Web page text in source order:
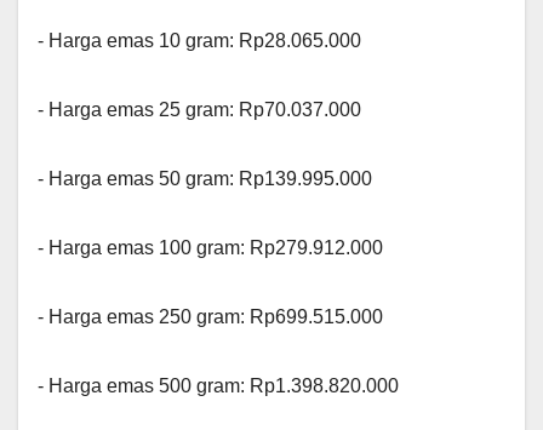
‎- ⁠Harga emas 10 gram: Rp28.065.000
‎- Harga emas 25 gram: Rp70.037.000
‎- ⁠Harga emas 50 gram: Rp139.995.000
‎- ⁠Harga emas 100 gram: Rp279.912.000
‎- ⁠Harga emas 250 gram: Rp699.515.000
‎- ⁠Harga emas 500 gram: Rp1.398.820.000